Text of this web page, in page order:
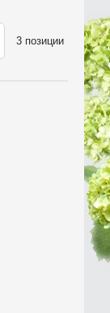
3 позиции